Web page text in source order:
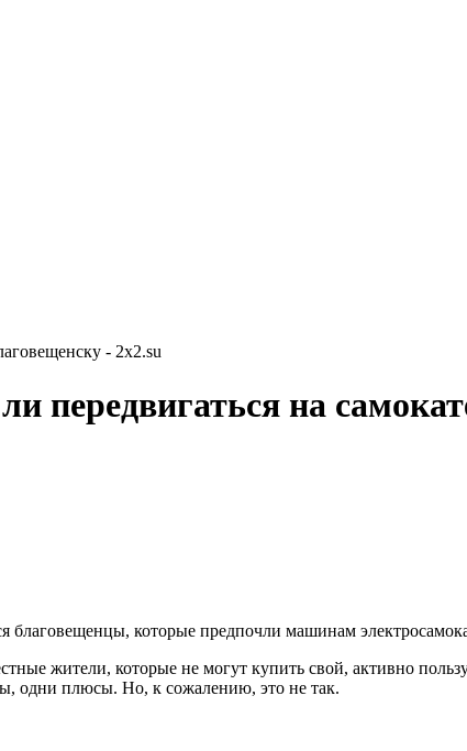
- 2x2.su
передвигаться на
которые предпочли машинам
жители, которые не могут купить свой, активно
одни плюсы. Но, к сожалению, это не так.